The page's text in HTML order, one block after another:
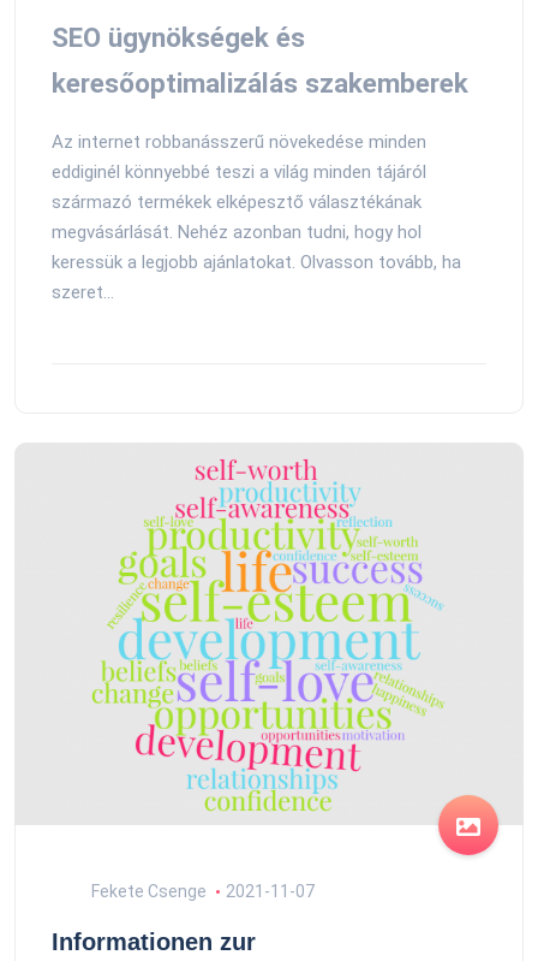
SEO ügynökségek és
keresőoptimalizálás szakemberek
Az internet robbanásszerű növekedése minden
eddiginél könnyebbé teszi a világ minden tájáról
származó termékek elképesztő választékának
megvásárlását. Nehéz azonban tudni, hogy hol
keressük a legjobb ajánlatokat. Olvasson tovább, ha
szeret...
Fekete Csenge 2021-11-07
Informationen zur